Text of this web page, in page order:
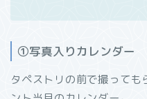
①写真入りカレンダー
タペストリの前で撮って